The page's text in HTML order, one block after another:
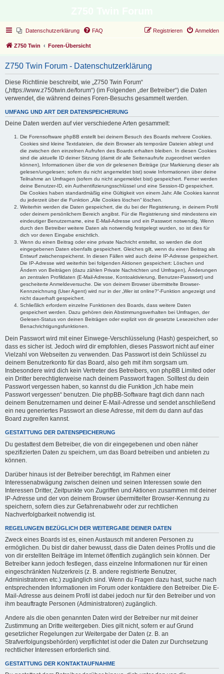
Datenschutzerklärung FAQ Anmelden
Registrieren
Z750 Twin Foren-Übersicht
Z750 Twin Forum - Datenschutzerklärung
Diese Richtlinie beschreibt, wie „Z750 Twin Forum“
(„https://www.z750twin.de/forum“) (im Folgenden „der Betreiber“) die Daten
verwendet, die während deines Foren-Besuchs gesammelt werden.
UMFANG UND ART DER DATENSPEICHERUNG
Deine Daten werden auf vier verschiedene Arten gesammelt:
Die Forensoftware phpBB erstellt bei deinem Besuch des Boards mehrere Cookies.
Cookies sind kleine Textdateien, die dein Browser als temporäre Dateien ablegt und
die zwischen den einzelnen Aufrufen des Boards erhalten bleiben. In diesen Cookies
sind die aktuelle ID deiner Sitzung (damit dir alle Seitenaufrufe zugeordnet werden
können), Informationen über die von dir gelesenen Beiträge (zur Markierung dieser als
gelesen/ungelesen; sofern du nicht angemeldet bist) sowie Informationen über deine
Teilnahme an Umfragen (sofern du nicht angemeldet bist) gespeichert. Ferner werden
deine Benutzer-ID, ein Authentifizierungsschlüssel und eine Session-ID gespeichert.
Die Cookies haben standardmäßig eine Gültigkeit von einem Jahr. Alle Cookies kannst
du jederzeit über die Funktion „Alle Cookies löschen“ löschen.
Weiterhin werden die Daten gespeichert, die du bei der Registrierung, in deinem Profil
oder deinem persönlichem Bereich angibst. Für die Registrierung sind mindestens ein
eindeutiger Benutzername, eine E-Mail-Adresse und ein Passwort notwendig. Wenn
durch den Betreiber weitere Daten als notwendig festgelegt wurden, so ist dies für
dich vor deren Eingabe ersichtlich.
Wenn du einen Beitrag oder eine private Nachricht erstellst, so werden die dort
eingegebenen Daten ebenfalls gespeichert. Gleiches gilt, wenn du einen Beitrag als
Entwurf zwischenspeicherst. In diesen Fällen wird auch deine IP-Adresse gespeichert.
Die IP-Adresse wird weiterhin bei folgenden Aktionen gespeichert: Löschen und
Ändern von Beiträgen (dazu zählen Private Nachrichten und Umfragen), Änderungen
an zentralen Profildaten (E-Mail-Adresse, Kontoaktivierung, Benutzer-Passwort) und
gescheiterte Anmeldeversuche. Die von deinem Browser übermittelte Browser-
Kennzeichnung (User Agent) wird nur in der „Wer ist online?“-Funktion angezeigt und
nicht dauerhaft gespeichert.
Schließlich erfordern einzelne Funktionen des Boards, dass weitere Daten
gespeichert werden. Dazu gehören dein Abstimmungsverhalten bei Umfragen, der
Gelesen-Status von deinen Beiträgen oder explizit von dir gesetzte Lesezeichen oder
Benachrichtigungsfunktionen.
Dein Passwort wird mit einer Einwege-Verschlüsselung (Hash) gespeichert, so
dass es sicher ist. Jedoch wird dir empfohlen, dieses Passwort nicht auf einer
Vielzahl von Webseiten zu verwenden. Das Passwort ist dein Schlüssel zu
deinem Benutzerkonto für das Board, also geh mit ihm sorgsam um.
Insbesondere wird dich kein Vertreter des Betreibers, von phpBB Limited oder
ein Dritter berechtigterweise nach deinem Passwort fragen. Solltest du dein
Passwort vergessen haben, so kannst du die Funktion „Ich habe mein
Passwort vergessen“ benutzen. Die phpBB-Software fragt dich dann nach
deinem Benutzernamen und deiner E-Mail-Adresse und sendet anschließend
ein neu generiertes Passwort an diese Adresse, mit dem du dann auf das
Board zugreifen kannst.
GESTATTUNG DER DATENSPEICHERUNG
Du gestattest dem Betreiber, die von dir eingegebenen und oben näher
spezifizierten Daten zu speichern, um das Board betreiben und anbieten zu
können.
Darüber hinaus ist der Betreiber berechtigt, im Rahmen einer
Interessenabwägung zwischen deinen und seinen Interessen sowie den
Interessen Dritter, Zeitpunkte von Zugriffen und Aktionen zusammen mit deiner
IP-Adresse und der von deinem Browser übermittelter Browser-Kennung zu
speichern, sofern dies zur Gefahrenabwehr oder zur rechtlichen
Nachverfolgbarkeit notwendig ist.
REGELUNGEN BEZÜGLICH DER WEITERGABE DEINER DATEN
Zweck eines Boards ist es, einen Austausch mit anderen Personen zu
ermöglichen. Du bist dir daher bewusst, dass die Daten deines Profils und die
von dir erstellten Beiträge im Internet öffentlich zugänglich sein können. Der
Betreiber kann jedoch festlegen, dass einzelne Informationen nur für einen
eingeschränkten Nutzerkreis (z. B. andere registrierte Benutzer,
Administratoren etc.) zugänglich sind. Wenn du Fragen dazu hast, suche nach
entsprechenden Informationen im Forum oder kontaktiere den Betreiber. Die E-
Mail-Adresse aus deinem Profil ist dabei jedoch nur für den Betreiber und von
ihm beauftragte Personen (Administratoren) zugänglich.
Andere als die oben genannten Daten wird der Betreiber nur mit deiner
Zustimmung an Dritte weitergeben. Dies gilt nicht, sofern er auf Grund
gesetzlicher Regelungen zur Weitergabe der Daten (z. B. an
Strafverfolgungsbehörden) verpflichtet ist oder die Daten zur Durchsetzung
rechtlicher Interessen erforderlich sind.
GESTATTUNG DER KONTAKTAUFNAHME